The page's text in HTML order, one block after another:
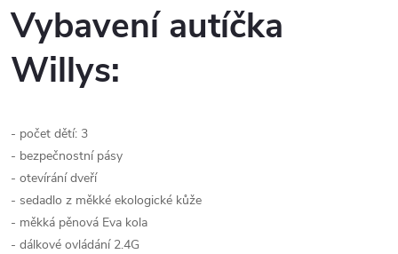
Vybavení autíčka
Willys:
- počet dětí: 3
- bezpečnostní pásy
- otevírání dveří
- sedadlo z měkké ekologické kůže
- měkká pěnová Eva kola
- dálkové ovládání 2.4G